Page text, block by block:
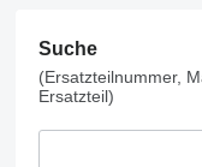
Suche
(Ersatzteilnummer,
Ersatzteil)